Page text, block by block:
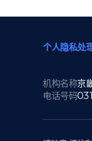
个人隐私处
机构名称京
电话号码